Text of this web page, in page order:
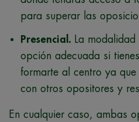
para superar las
Presencial. La
opción adecuada si
formarte al centro ya
con otros opositores y
En cualquier caso, ambas